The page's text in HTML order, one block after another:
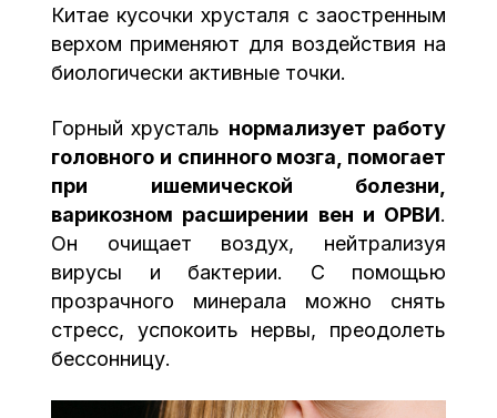
Китае кусочки хрусталя с заостренным
верхом применяют для воздействия на
биологически активные точки.
Горный хрусталь нормализует работу
головного и спинного мозга, помогает
при ишемической болезни,
варикозном расширении вен и ОРВИ.
Он очищает воздух, нейтрализуя
вирусы и бактерии. С помощью
прозрачного минерала можно снять
стресс, успокоить нервы, преодолеть
бессонницу.